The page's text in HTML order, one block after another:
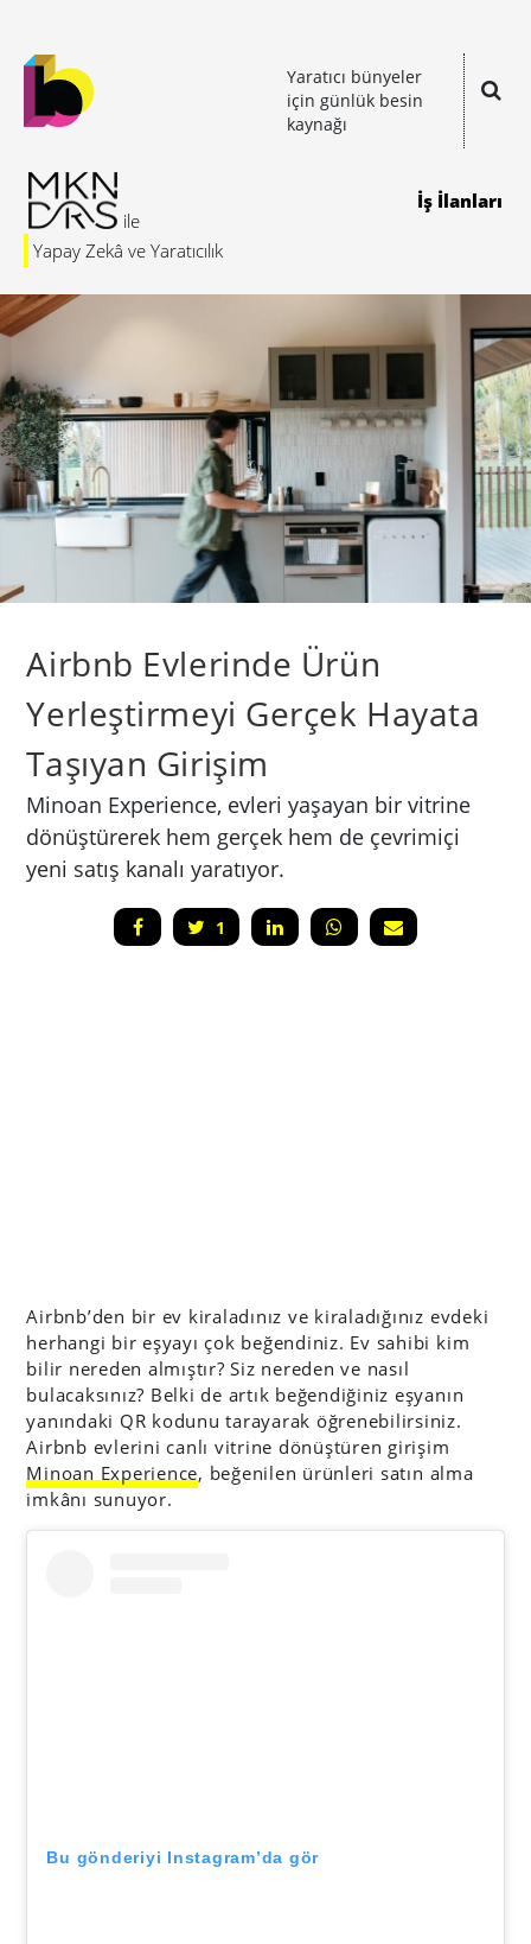
Yaratıcı bünyeler
için günlük besin
kaynağı
Yapay Zekâ ve Yaratıcılık
İş İlanları
Airbnb Evlerinde Ürün
Yerleştirmeyi Gerçek Hayata
Taşıyan Girişim
Minoan Experience, evleri yaşayan bir vitrine
dönüştürerek hem gerçek hem de çevrimiçi
yeni satış kanalı yaratıyor.
1
Airbnb’den bir ev kiraladınız ve kiraladığınız evdeki
herhangi bir eşyayı çok beğendiniz. Ev sahibi kim
bilir nereden almıştır? Siz nereden ve nasıl
bulacaksınız? Belki de artık beğendiğiniz eşyanın
yanındaki QR kodunu tarayarak öğrenebilirsiniz.
Airbnb evlerini canlı vitrine dönüştüren girişim
Minoan Experience, beğenilen ürünleri satın alma
imkânı sunuyor.
Bu gönderiyi Instagram’da gör